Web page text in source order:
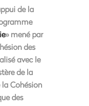
de la
» mené par
des
avec le
de la
Cohésion
des